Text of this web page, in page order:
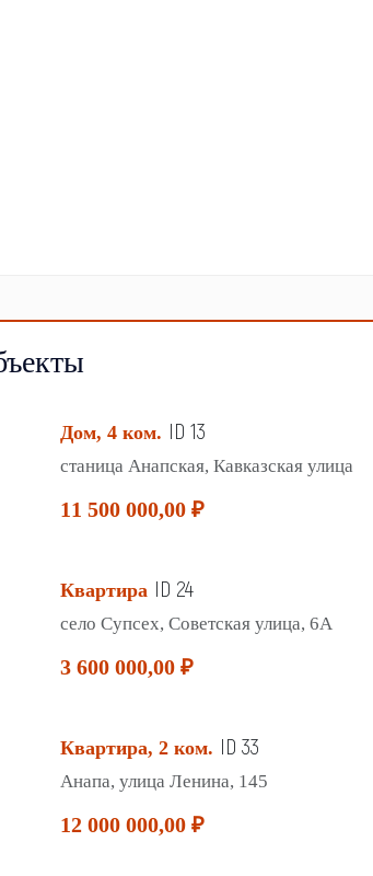
Дом, 4 ком. ID 13
станица Анапская, Кавказская улица
11 500 000,00 ₽
Квартира ID 24
село Супсех, Советская улица, 6А
3 600 000,00 ₽
Квартира, 2 ком. ID 33
Анапа, улица Ленина, 145
12 000 000,00 ₽